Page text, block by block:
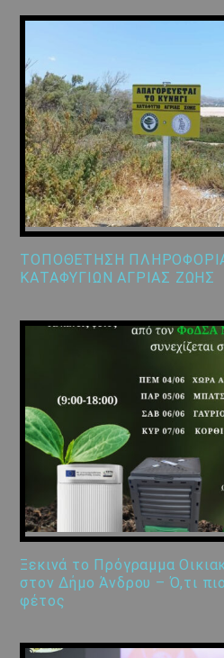
ΤΟΠΟΘΕΤΗΣΗ
ΚΑΤΑΦΥΓΙΩΝ ΑΓΡΙΑΣ ΖΩΗΣ
Ξεκινά το Πρόγραμμα
στον Δήμο Άνδρου – Ό,τι
φέτος